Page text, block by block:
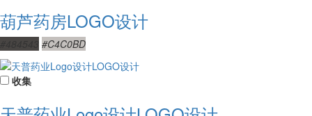
葫芦药房LOGO设计
#C4C0BD
收集